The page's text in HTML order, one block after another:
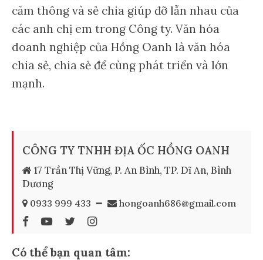
cảm thông và sẻ chia giúp đỡ lẫn nhau của
các anh chị em trong Công ty. Văn hóa
doanh nghiệp của Hồng Oanh là văn hóa
chia sẻ, chia sẻ để cùng phát triển và lớn
mạnh.
CÔNG TY TNHH ĐỊA ỐC HỒNG OANH
17 Trần Thị Vững, P. An Bình, TP. Dĩ An, Bình
Dương
0933 999 433 ━ hongoanh686@gmail.com
Có thể bạn quan tâm: